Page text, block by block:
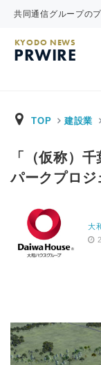
共同通信グループの
KYODO NEWS
PRWIRE
TOP 建設業
「（仮称）
パークプロジ
大